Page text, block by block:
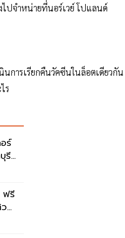
ปจำหน่ายที่นอร์เวย์ โปแลนด์
การเรียกคืนวัคซีนในล็อตเดียวกัน
ร
ร์
รี
ฟรี